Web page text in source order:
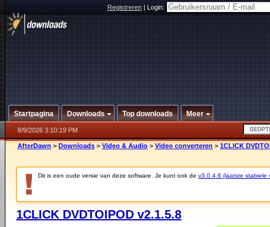
Registreren|Login:
Startpagina Downloads Top downloads Meer
8/9/2026 3:10:19 PM
AfterDawn > Downloads > Video & Audio > Video converteren > 1CLICK
Dit is een oude versie van deze software. Je kunt ook de v3.0.4.6 (laatste stabiele
1CLICK DVDTOIPOD v2.1.5.8